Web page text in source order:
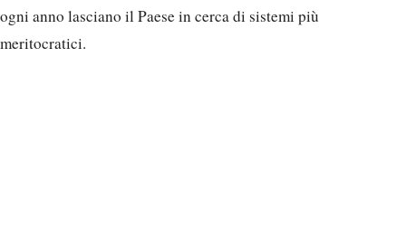
ogni anno lasciano il Paese in cerca di sistemi più
meritocratici.